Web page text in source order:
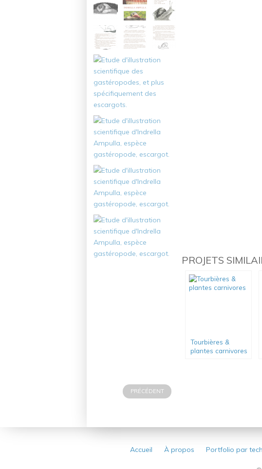
PROJETS
Tourbières &
plantes carnivores
PRÉCÉDENT
Accueil À propos Portfolio par